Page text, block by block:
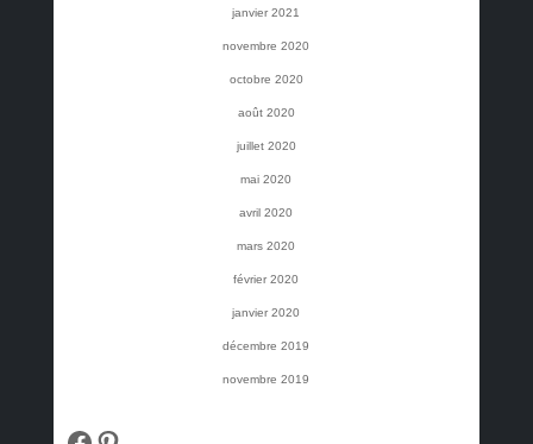
janvier 2021
novembre 2020
octobre 2020
août 2020
juillet 2020
mai 2020
avril 2020
mars 2020
février 2020
janvier 2020
décembre 2019
novembre 2019